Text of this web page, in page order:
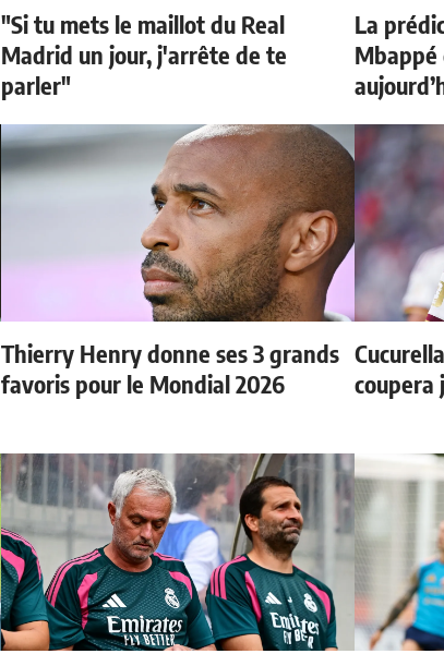
"Si tu mets le maillot du Real
Madrid un jour, j'arrête de te
parler"
La
Mbappé
Thierry Henry donne ses 3 grands
favoris pour le Mondial 2026
coupera